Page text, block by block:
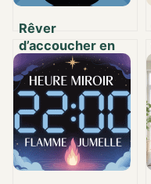
Rêver
d’accoucher en
islam : explications
et significations à
connaître